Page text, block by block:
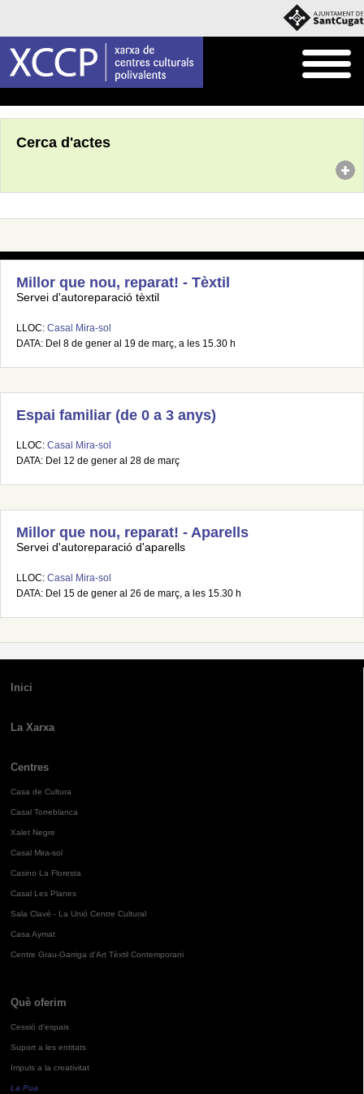
Cerca d'actes
Millor que nou, reparat! - Tèxtil
Servei d'autoreparació tèxtil
LLOC: Casal Mira-sol
DATA: Del 8 de gener al 19 de març, a les 15.30 h
Espai familiar (de 0 a 3 anys)
LLOC: Casal Mira-sol
DATA: Del 12 de gener al 28 de març
Millor que nou, reparat! - Aparells
Servei d'autoreparació d'aparells
LLOC: Casal Mira-sol
DATA: Del 15 de gener al 26 de març, a les 15.30 h
Inici
La Xarxa
Centres
Casa de Cultura
Casal Torreblanca
Xalet Negre
Casal Mira-sol
Casino La Floresta
Casal Les Planes
Sala Clavé - La Unió Centre Cultural
Casa Aymat
Centre Grau-Garriga d'Art Tèxtil Contemporani
Què oferim
Cessió d'espais
Suport a les entitats
Impuls a la creativitat
La Pua